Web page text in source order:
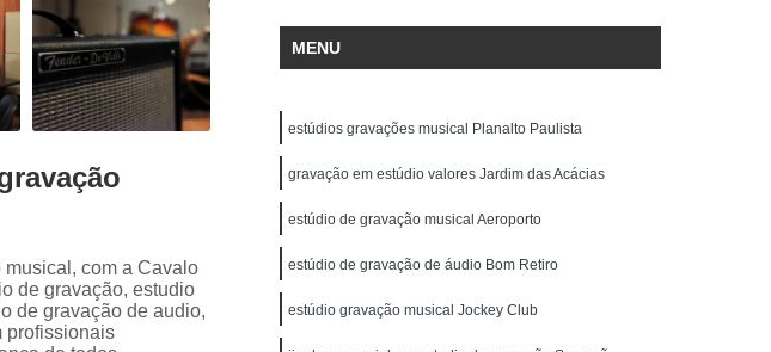
Musicas
Estúdio Ensaio Musical
para Ensaio de Bandas
Estúdio para Ensaio de Música
para Ensaio Musical
para Ensaios Musicais de Banda
Sala Acústica para Ensaio
Musical
Edição de Audio para Podcast
Estúdio áudio
Estúdio de áudio
Estudio Gravação áudio
Estúdio para Gravar Podcast
Fazer Podcast Gravação áudio
Gravação de Audiobook Gravação de Podcast
com a Cavalo
de gravação, estudio
de gravação de audio,
profissionais
MENU
estúdios gravações musical Planalto Paulista
gravação em estúdio valores Jardim das Acácias
estúdio de gravação musical Aeroporto
estúdio de gravação de áudio Bom Retiro
estúdio gravação musical Jockey Club